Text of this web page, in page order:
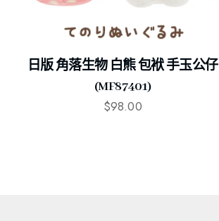
日版 角落生物 白熊 包袱 手玉公仔
(MF87401)
$98.00